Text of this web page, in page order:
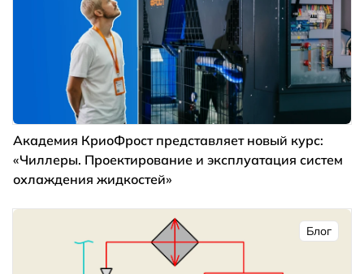
Академия КриоФрост представляет новый курс:
«Чиллеры. Проектирование и эксплуатация систем
охлаждения жидкостей»
Блог